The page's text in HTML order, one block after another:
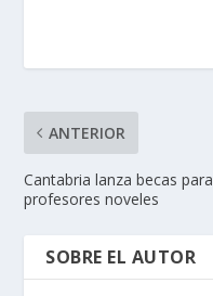
ANTERIOR
Cantabria lanza becas para
profesores noveles
SOBRE EL AUTOR